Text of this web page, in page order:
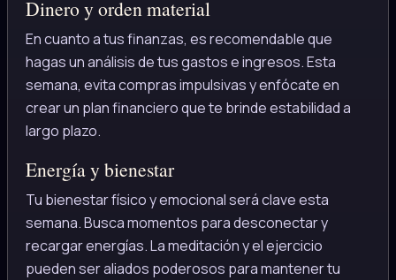
Dinero y orden material
En cuanto a tus finanzas, es recomendable que
hagas un análisis de tus gastos e ingresos. Esta
semana, evita compras impulsivas y enfócate en
crear un plan financiero que te brinde estabilidad a
largo plazo.
Energía y bienestar
Tu bienestar físico y emocional será clave esta
semana. Busca momentos para desconectar y
recargar energías. La meditación y el ejercicio
pueden ser aliados poderosos para mantener tu